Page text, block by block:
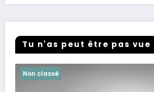
Tu n'as peut être pas vue
Non classé